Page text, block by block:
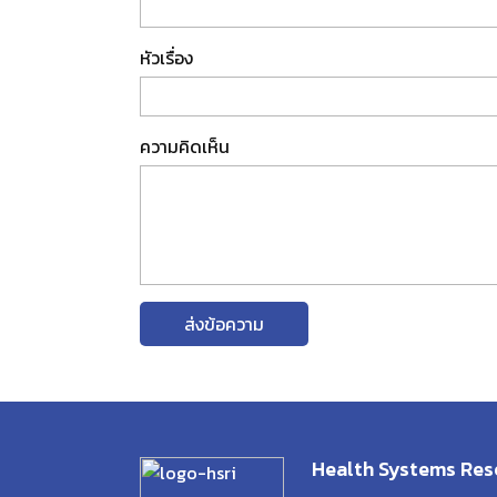
หัวเรื่อง
ความคิดเห็น
ส่งข้อความ
Health Systems